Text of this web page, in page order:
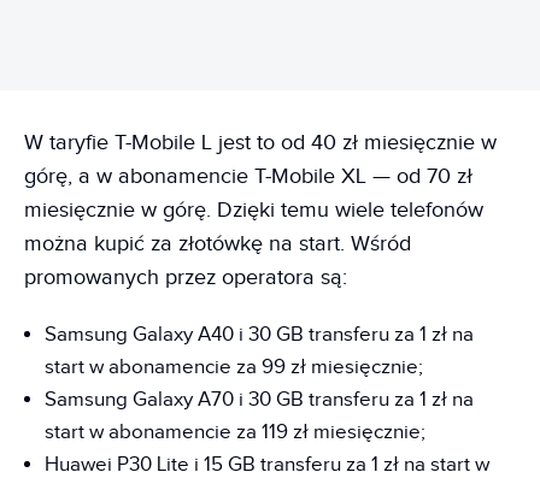
W taryfie T-Mobile L jest to od 40 zł miesięcznie w
górę, a w abonamencie T-Mobile XL — od 70 zł
miesięcznie w górę. Dzięki temu wiele telefonów
można kupić za złotówkę na start. Wśród
promowanych przez operatora są:
Samsung Galaxy A40 i 30 GB transferu za 1 zł na
start w abonamencie za 99 zł miesięcznie;
Samsung Galaxy A70 i 30 GB transferu za 1 zł na
start w abonamencie za 119 zł miesięcznie;
Huawei P30 Lite i 15 GB transferu za 1 zł na start w